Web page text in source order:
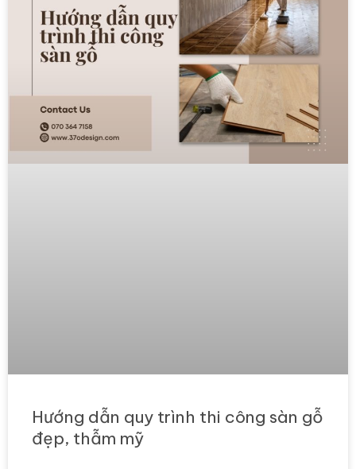
Hướng dẫn quy trình thi công sàn gỗ
đẹp, thẫm mỹ